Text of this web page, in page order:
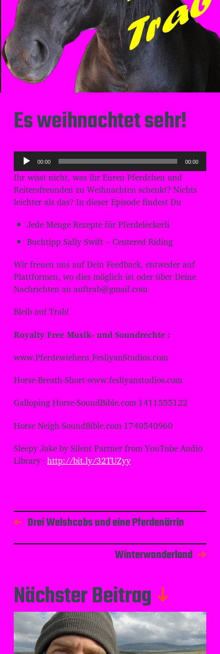
Es weihnachtet sehr!
u
d
i
P
a
y
e
00:00 00:00
Ihr wisst nicht, was ihr Euren Pferdchen und
Reitersfreunden zu Weihnachten schenkt? Nichts
leichter als das? In dieser Episode findest Du
Jede Menge Rezepte für Pferdeleckerli
Buchtipp Sally Swift – Centered Riding
Wir freuen uns auf Dein Feedback, entweder auf
Plattformen, wo dies möglich ist oder über Deine
Nachrichten an auftrab@gmail.com
Bleib auf Trab!
Royalty Free Musik- und Soundrechte :
www.Pferdewiehern_FesliyanStudios.com
Horse-Breath-Short-www.fesliyanstudios.com
Galloping Horse-SoundBible.com-1411555122
Horse Neigh-SoundBible.com-1740540960
Sleepy Jake by Silent Partner from YouTube Audio
Library ·http://bit.ly/32TUZyy
Drei Welshcobs und eine Pferdenärrin
Winterwonderland
Nächster Beitrag